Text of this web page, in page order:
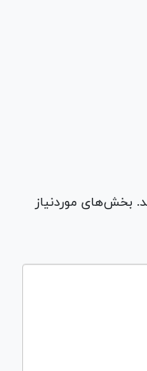
بخش‌های موردنیاز